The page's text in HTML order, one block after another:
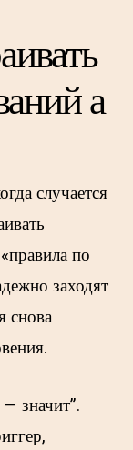
а
случается
по
заходят
снова
значит”.